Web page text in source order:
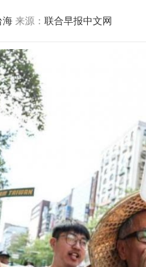
海 来源： 联合早报中文网